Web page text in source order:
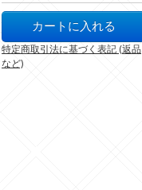
特定商取引法に基づく表記 (返品
など)